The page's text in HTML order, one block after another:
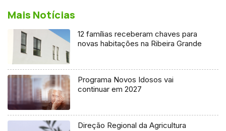
Mais Notícias
12 famílias receberam chaves para
novas habitações na Ribeira Grande
Programa Novos Idosos vai
continuar em 2027
Direção Regional da Agricultura